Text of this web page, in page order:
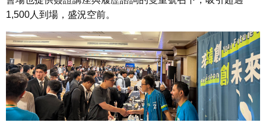
1,500人到場，盛況空前。